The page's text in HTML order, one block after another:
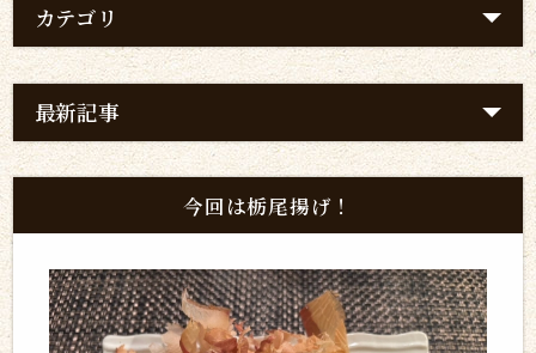
カテゴリ
最新記事
今回は栃尾揚げ！